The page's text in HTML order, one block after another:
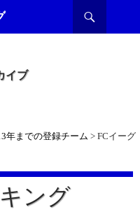
イブ
年までの登録チーム > FCイーグ
ング